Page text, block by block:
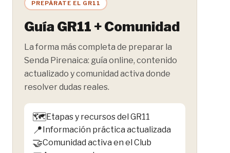
PREPÁRATE EL GR11
Guía GR11 + Comunidad
La forma más completa de preparar la
Senda Pirenaica: guía online, contenido
actualizado y comunidad activa donde
resolver dudas reales.
🗺️Etapas y recursos del GR11
📍 Información práctica actualizada
🤝Comunidad activa en el Club